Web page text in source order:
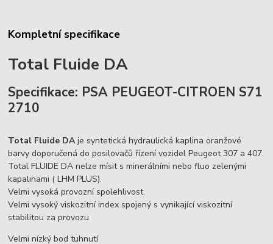
Kompletní specifikace
Total Fluide DA
Specifikace: PSA PEUGEOT-CITROEN S71
2710
Total Fluide DAje syntetická hydraulická kaplina oranžové
barvy doporučená do posilovačů řízení vozidel Peugeot 307 a 407.
Total FLUIDE DA nelze mísit s minerálními nebo fluo zelenými
kapalinami ( LHM PLUS).
Velmi vysoká provozní spolehlivost.
Velmi vysoký viskozitní index spojený s vynikající viskozitní
stabilitou za provozu
Velmi nízký bod tuhnutí